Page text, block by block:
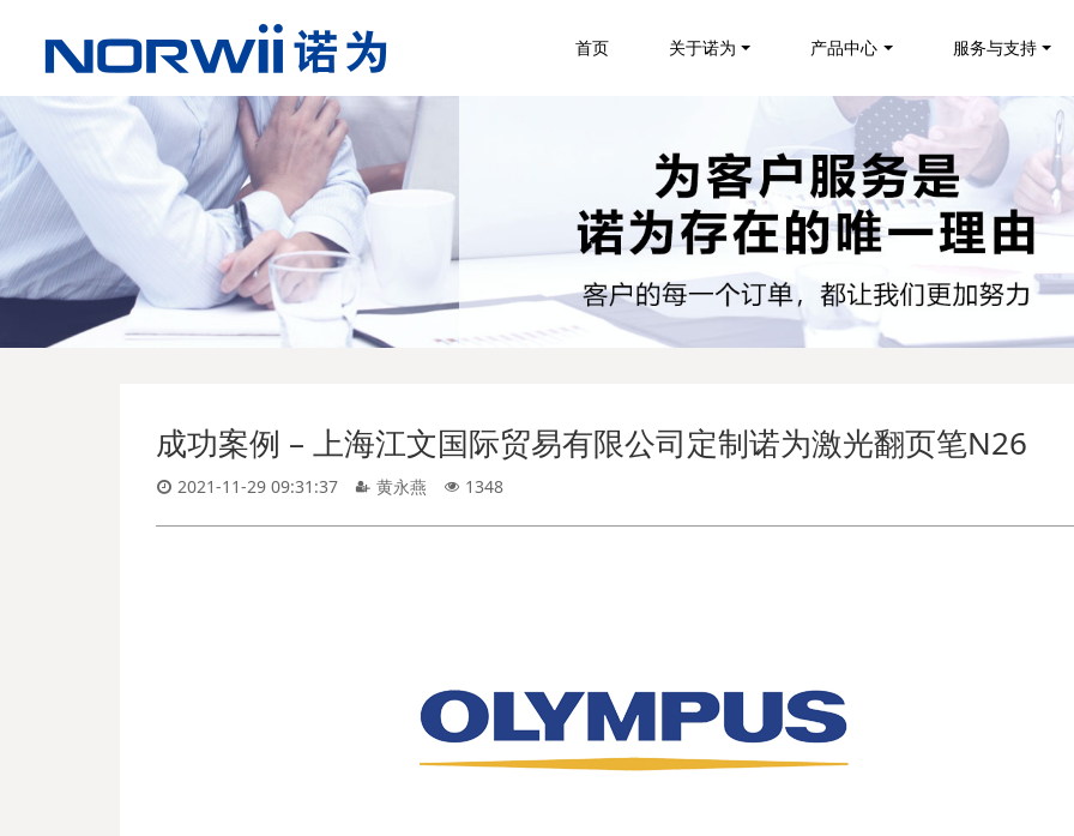
首页 关于诺为 产品中心 服务与支持
成功案例 – 上海江文国际贸易有限公司定制诺为激光翻页笔N26
2021-11-29 09:31:37 黄永燕 1348